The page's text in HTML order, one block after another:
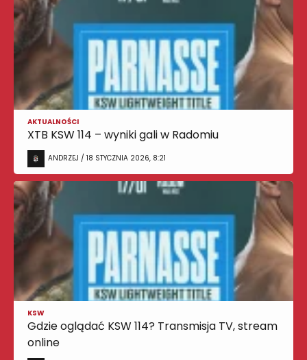
AKTUALNOŚCI
XTB KSW 114 – wyniki gali w Radomiu
ANDRZEJ / 18 STYCZNIA 2026, 8:21
KSW
Gdzie oglądać KSW 114? Transmisja TV, stream
online